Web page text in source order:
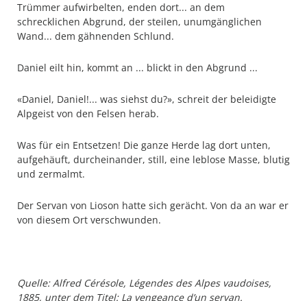
Trümmer aufwirbelten, enden dort... an dem
schrecklichen Abgrund, der steilen, unumgänglichen
Wand... dem gähnenden Schlund.
Daniel eilt hin, kommt an ... blickt in den Abgrund ...
«Daniel, Daniel!... was siehst du?», schreit der beleidigte
Alpgeist von den Felsen herab.
Was für ein Entsetzen! Die ganze Herde lag dort unten,
aufgehäuft, durcheinander, still, eine leblose Masse, blutig
und zermalmt.
Der Servan von Lioson hatte sich gerächt. Von da an war er
von diesem Ort verschwunden.
Quelle: Alfred Cérésole, Légendes des Alpes vaudoises,
1885, unter dem Titel: La vengeance d’un servan.